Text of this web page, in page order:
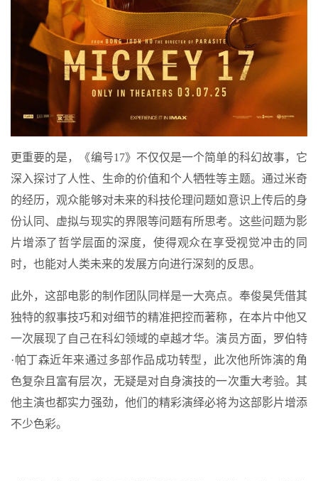
更重要的是，《编号17》不仅仅是一个简单的科幻故事，它
深入探讨了人性、生命的价值和个人牺牲等主题。通过米奇
的经历，观众能够对未来的科技伦理问题如意识上传后的身
份认同、虚拟与现实的界限等问题有所思考。这些问题为影
片增添了哲学层面的深度，使得观众在享受视觉冲击的同
时，也能对人类未来的发展方向进行深刻的反思。
此外，这部电影的制作团队同样是一大亮点。奉俊昊凭借其
独特的叙事技巧和对细节的精准把控而著称，在本片中他又
一次展现了自己在科幻领域的卓越才华。演员方面，罗伯特
·帕丁森近年来通过多部作品成功转型，此次他所饰演的角
色复杂且富有层次，无疑是对自身演技的一次重大考验。其
他主演也都实力强劲，他们的精彩演绎必将为这部影片增添
不少色彩。